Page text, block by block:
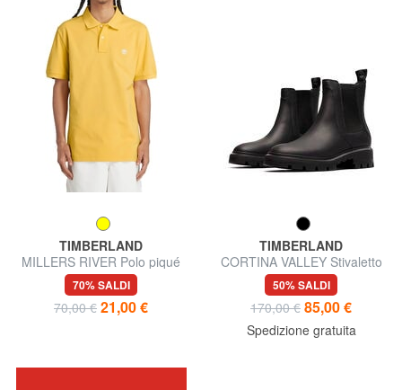
TIMBERLAND
MILLERS RIVER Polo piqué
70% SALDI
70,00 € 21,00 €
TIMBERLAND
CORTINA VALLEY Stivaletto
chelsea in pelle
50% SALDI
170,00 € 85,00 €
Spedizione gratuita